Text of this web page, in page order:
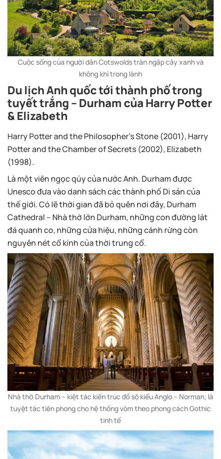
Cuộc sống của người dân Cotswolds tràn ngập cây xanh và
không khí trong lành
Du lịch Anh quốc tới thành phố trong
tuyết trắng – Durham của Harry Potter
& Elizabeth
Harry Potter and the Philosopher’s Stone (2001), Harry
Potter and the Chamber of Secrets (2002), Elizabeth
(1998).
Là một viên ngọc qúy của nước Anh. Durham được
Unesco đưa vào danh sách các thành phố Di sản của
thế giới. Có lẽ thời gian đã bỏ quên nơi đây, Durham
Cathedral – Nhà thờ lớn Durham, những con đường lát
đá quanh co, những cửa hiệu, những cánh rừng còn
nguyên nét cổ kính của thời trung cổ.
Nhà thờ Durham – kiệt tác kiến trúc đồ sộ kiểu Anglo – Norman; là
tuyệt tác tiên phong cho hệ thống vòm theo phong cách Gothic
tinh tế